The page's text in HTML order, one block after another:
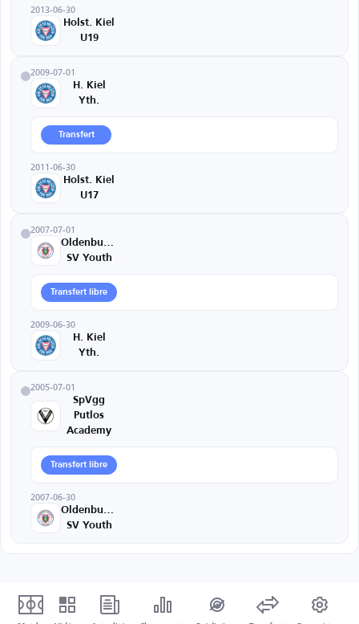
2013-06-30
Holst. Kiel
U19
2009-07-01
H. Kiel
Yth.
Transfert
2011-06-30
Holst. Kiel
U17
2007-07-01
Oldenburger
SV Youth
Transfert libre
2009-06-30
H. Kiel
Yth.
2005-07-01
SpVgg
Putlos
Academy
Transfert libre
2007-06-30
Oldenburger
SV Youth